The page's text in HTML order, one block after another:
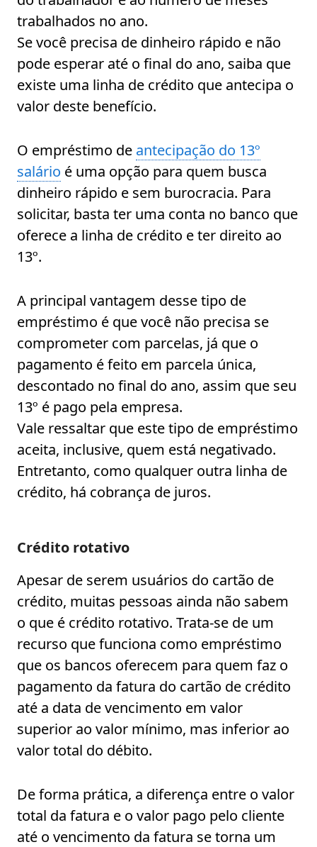
trabalhados no ano.
Se você precisa de dinheiro rápido e não
pode esperar até o final do ano, saiba que
existe uma linha de crédito que antecipa o
valor deste benefício.
O empréstimo de antecipação do 13º
salário é uma opção para quem busca
dinheiro rápido e sem burocracia. Para
solicitar, basta ter uma conta no banco que
oferece a linha de crédito e ter direito ao
13º.
A principal vantagem desse tipo de
empréstimo é que você não precisa se
comprometer com parcelas, já que o
pagamento é feito em parcela única,
descontado no final do ano, assim que seu
13º é pago pela empresa.
Vale ressaltar que este tipo de empréstimo
aceita, inclusive, quem está negativado.
Entretanto, como qualquer outra linha de
crédito, há cobrança de juros.
Crédito rotativo
Apesar de serem usuários do cartão de
crédito, muitas pessoas ainda não sabem
o que é crédito rotativo. Trata-se de um
recurso que funciona como empréstimo
que os bancos oferecem para quem faz o
pagamento da fatura do cartão de crédito
até a data de vencimento em valor
superior ao valor mínimo, mas inferior ao
valor total do débito.
De forma prática, a diferença entre o valor
total da fatura e o valor pago pelo cliente
até o vencimento da fatura se torna um